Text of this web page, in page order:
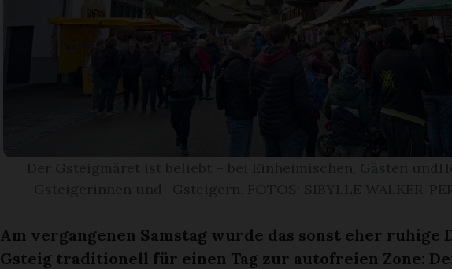
Am vergangenen Samstag wurde das sonst eher ruhige
Gsteig traditionell für einen Tag zur autofreien Zone: